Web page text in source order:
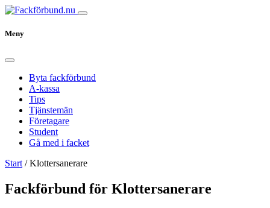
Meny
Byta fackförbund
A-kassa
Tips
Tjänstemän
Företagare
Student
Gå med i facket
Start /Klottersanerare
Fackförbund för Klottersanerare